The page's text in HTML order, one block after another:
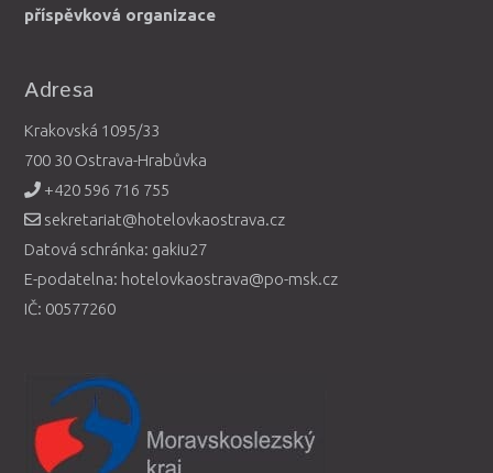
příspěvková organizace
Adresa
Krakovská 1095/33
700 30 Ostrava-Hrabůvka
+420 596 716 755
sekretariat@hotelovkaostrava.cz
Datová schránka: gakiu27
E-podatelna: hotelovkaostrava@po-msk.cz
IČ: 00577260